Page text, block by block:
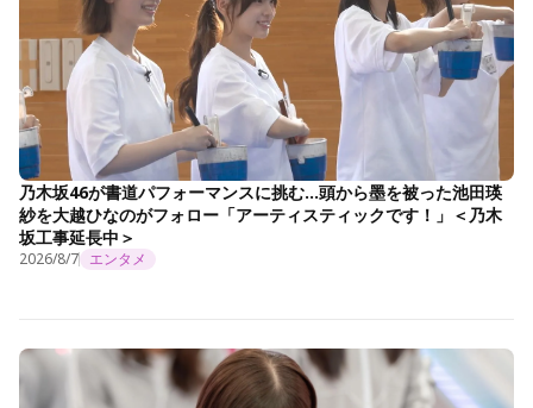
乃木坂46が書道パフォーマンスに挑む…頭から墨を被った池田瑛
紗を大越ひなのがフォロー「アーティスティックです！」＜乃木
坂工事延長中＞
2026/8/7 エンタメ